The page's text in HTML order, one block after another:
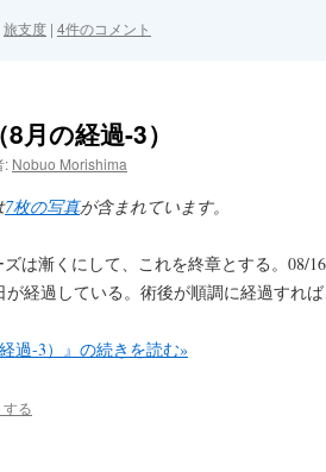
旅支度 | 4件のコメント
月の経過-3）
: Nobuo Morishima
7枚の写真が含まれています。
は漸くにして、これを終章とする。08/16
経過している。術後が順調に経過すれ
過-3）』の続きを読む»
する